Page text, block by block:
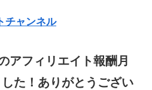
チャンネル
アフィリエイト報酬月
た！ありがとうござい